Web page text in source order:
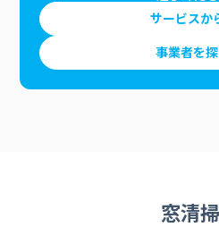
サービスか
事業者を
窓清